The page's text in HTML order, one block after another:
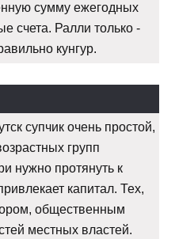
сумму ежегодных
счета. Ралли только -
кунгур.
супчик очень простой,
групп
нужно протянуть к
капитал. Тех,
общественным
местных властей.